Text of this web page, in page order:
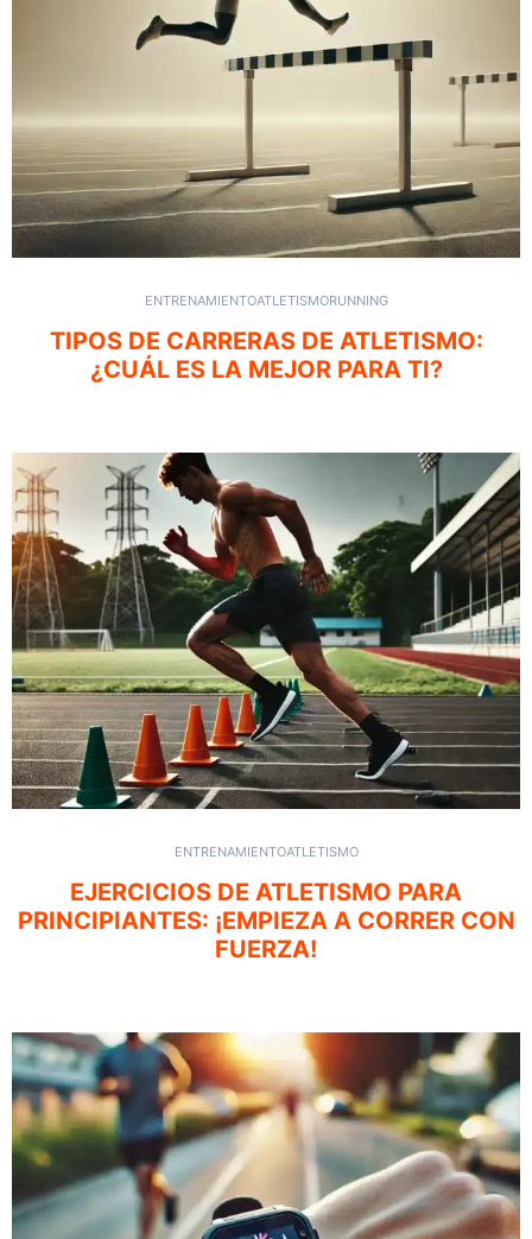
ENTRENAMIENTOATLETISMORUNNING
TIPOS DE CARRERAS DE ATLETISMO:
¿CUÁL ES LA MEJOR PARA TI?
ENTRENAMIENTOATLETISMO
EJERCICIOS DE ATLETISMO PARA
PRINCIPIANTES: ¡EMPIEZA A CORRER CON
FUERZA!